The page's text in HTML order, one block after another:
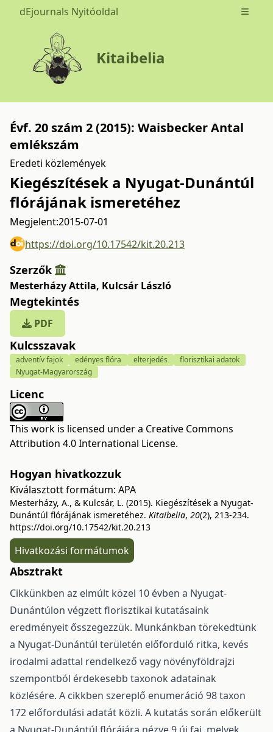
dEjournals Nyitóoldal Open
Kitaibelia
Évf. 20 szám 2 (2015): Waisbecker Antal
emlékszám
Eredeti közlemények
Kiegészítések a Nyugat-Dunántúl
flórájának ismeretéhez
Megjelent:2015-07-01
https://doi.org/10.17542/kit.20.213
Szerzők
Mesterházy Attila, Kulcsár László
Megtekintés
PDF
Kulcsszavak
adventív fajok edényes flóra elterjedés
florisztikai adatok
Nyugat-Magyarország
Licenc
This work is licensed under a Creative Commons
Attribution 4.0 International License.
Hogyan hivatkozzuk
Kiválasztott formátum: APA
Mesterházy, A., & Kulcsár, L. (2015). Kiegészítések a Nyugat-
Dunántúl flórájának ismeretéhez. Kitaibelia, 20(2), 213-234.
https://doi.org/10.17542/kit.20.213
Hivatkozási formátumok
Absztrakt
Cikkünkben az elmúlt közel 10 évben a Nyugat-
Dunántúlon végzett florisztikai kutatásaink
eredményeit ősszegezzük. Munkánkban törekedtünk
a Nyugat-Dunántúl területén előforduló ritka, kevés
irodalmi adattal rendelkező vagy növényföldrajzi
szempontból érdekesebb taxonok adatainak
közlésére. A cikkben szereplő enumeráció 98 taxon
172 előfordulási adatát közli. A kutatás során előkerült